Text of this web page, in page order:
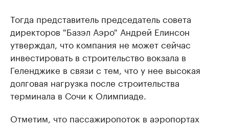
Тогда представитель председатель совета
директоров "Базэл Аэро" Андрей Елинсон
утверждал, что компания не может сейчас
инвестировать в строительство вокзала в
Геленджике в связи с тем, что у нее высокая
долговая нагрузка после строительства
терминала в Сочи к Олимпиаде.
Отметим, что пассажиропоток в аэропортах